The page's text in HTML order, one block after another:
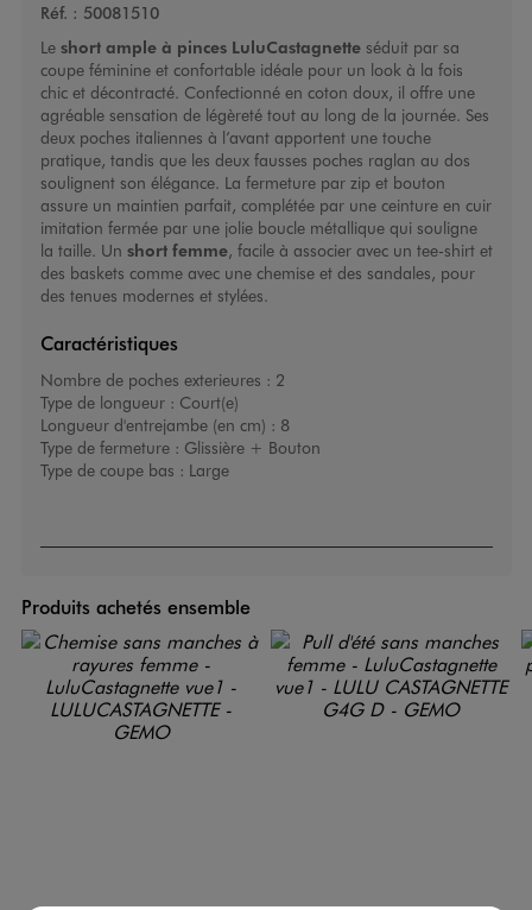
Réf. : 50081510
Le short ample à pinces LuluCastagnetteséduit par sa
coupe féminine et confortable idéale pour un look à la fois
chic et décontracté. Confectionné en coton doux, il offre une
agréable sensation de légèreté tout au long de la journée. Ses
deux poches italiennes à l’avant apportent une touche
pratique, tandis que les deux fausses poches raglan au dos
soulignent son élégance. La fermeture par zip et bouton
assure un maintien parfait, complétée par une ceinture en cuir
imitation fermée par une jolie boucle métallique qui souligne
la taille. Un short femme, facile à associer avec un tee-shirt et
des baskets comme avec une chemise et des sandales, pour
des tenues modernes et stylées.
Caractéristiques
Nombre de poches exterieures : 2
Type de longueur : Court(e)
Longueur d'entrejambe (en cm) : 8
Type de fermeture : Glissière + Bouton
Type de coupe bas : Large
Produits achetés ensemble